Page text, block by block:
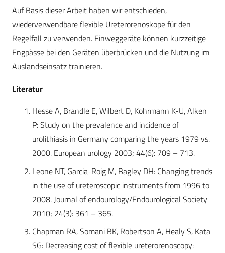
Auf Basis dieser Arbeit haben wir entschieden,
wiederverwendbare flexible Ureterorenoskope für den
Regelfall zu verwenden. Einweggeräte können kurzzeitige
Engpässe bei den Geräten überbrücken und die Nutzung im
Auslandseinsatz trainieren.
Literatur
Hesse A, Brandle E, Wilbert D, Kohrmann K-U, Alken
P: Study on the prevalence and incidence of
urolithiasis in Germany comparing the years 1979 vs.
2000. European urology 2003; 44(6): 709 – 713.
Leone NT, Garcia-Roig M, Bagley DH: Changing trends
in the use of ureteroscopic instruments from 1996 to
2008. Journal of endourology/Endourological Society
2010; 24(3): 361 – 365.
Chapman RA, Somani BK, Robertson A, Healy S, Kata
SG: Decreasing cost of flexible ureterorenoscopy: